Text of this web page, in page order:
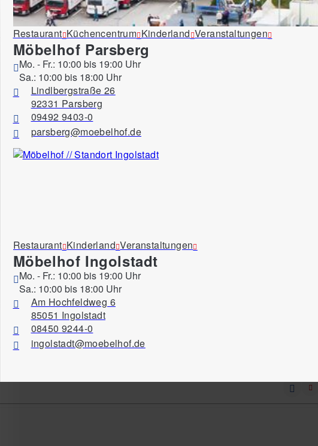
Restaurant Küchencentrum Kinderland Veranstaltungen
Möbelhof Parsberg
Mo. - Fr.: 10:00 bis 19:00 Uhr
Sa.: 10:00 bis 18:00 Uhr
Lindlbergstraße 26
92331 Parsberg
09492 9403-0
parsberg@moebelhof.de
Restaurant Kinderland Veranstaltungen
Möbelhof Ingolstadt
Mo. - Fr.: 10:00 bis 19:00 Uhr
Sa.: 10:00 bis 18:00 Uhr
Am Hochfeldweg 6
85051 Ingolstadt
08450 9244-0
ingolstadt@moebelhof.de
Material Service Form Stile / Trends
Alle Filter Sortieren